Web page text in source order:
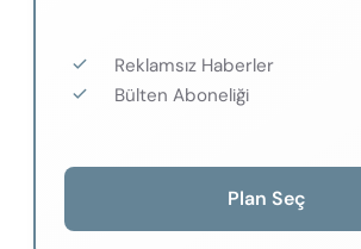
Reklamsız Haberler
Bülten Aboneliği
Plan Seç